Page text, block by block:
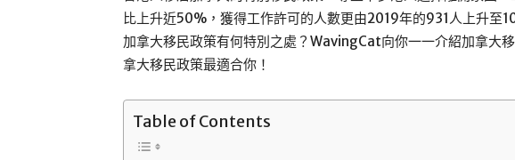
比上升近50%，獲得工作許可的人數更由2019年的931人上升至
加拿大移民政策有何特別之處？WavingCat向你一一介紹加拿大
拿大移民政策最適合你！
Table of Contents